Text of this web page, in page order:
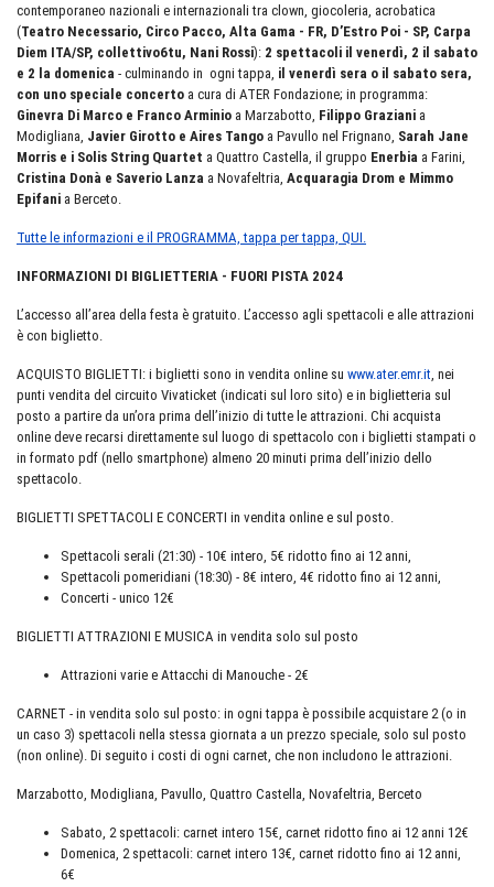
contemporaneo nazionali e internazionali tra clown, giocoleria, acrobatica
(Teatro Necessario, Circo Pacco, Alta Gama - FR, D’Estro Poi - SP, Carpa
Diem ITA/SP, collettivo6tu, Nani Rossi): 2 spettacoli il venerdì, 2 il sabato
e 2 la domenica - culminando in ogni tappa, il venerdì sera o il sabato sera,
con uno speciale concerto a cura di ATER Fondazione; in programma:
Ginevra Di Marco e Franco Arminio a Marzabotto, Filippo Graziani a
Modigliana, Javier Girotto e Aires Tango a Pavullo nel Frignano, Sarah Jane
Morris e i Solis String Quartet a Quattro Castella, il gruppo Enerbia a Farini,
Cristina Donà e Saverio Lanza a Novafeltria, Acquaragia Drom e Mimmo
Epifani a Berceto.
Tutte le informazioni e il PROGRAMMA, tappa per tappa, QUI.
INFORMAZIONI DI BIGLIETTERIA - FUORI PISTA 2024
L’accesso all’area della festa è gratuito. L’accesso agli spettacoli e alle attrazioni
è con biglietto.
ACQUISTO BIGLIETTI: i biglietti sono in vendita online su www.ater.emr.it, nei
punti vendita del circuito Vivaticket (indicati sul loro sito) e in biglietteria sul
posto a partire da un’ora prima dell’inizio di tutte le attrazioni. Chi acquista
online deve recarsi direttamente sul luogo di spettacolo con i biglietti stampati o
in formato pdf (nello smartphone) almeno 20 minuti prima dell’inizio dello
spettacolo.
BIGLIETTI SPETTACOLI E CONCERTI in vendita online e sul posto.
Spettacoli serali (21:30) - 10€ intero, 5€ ridotto fino ai 12 anni,
Spettacoli pomeridiani (18:30) - 8€ intero, 4€ ridotto fino ai 12 anni,
Concerti - unico 12€
BIGLIETTI ATTRAZIONI E MUSICA in vendita solo sul posto
Attrazioni varie e Attacchi di Manouche - 2€
CARNET - in vendita solo sul posto: in ogni tappa è possibile acquistare 2 (o in
un caso 3) spettacoli nella stessa giornata a un prezzo speciale, solo sul posto
(non online). Di seguito i costi di ogni carnet, che non includono le attrazioni.
Marzabotto, Modigliana, Pavullo, Quattro Castella, Novafeltria, Berceto
Sabato, 2 spettacoli: carnet intero 15€, carnet ridotto fino ai 12 anni 12€
Domenica, 2 spettacoli: carnet intero 13€, carnet ridotto fino ai 12 anni,
6€